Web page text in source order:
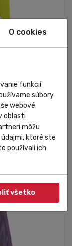
Shell zelená
Do košíka
O cookies
funkcií
súbory
webové
oblasti
môžu
ktoré ste
používali ich
všetko